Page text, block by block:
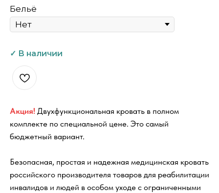
Бельё
Акция! Двухфункциональная кровать в полном
комплекте по специальной цене. Это самый
бюджетный вариант.
Безопасная, простая и надежная медицинская кровать
российского производителя товаров для реабилитации
инвалидов и людей в особом уходе с ограниченными